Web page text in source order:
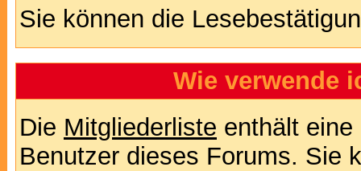
Sie können die
Wie verwende
Die Mitgliederliste enthält
Benutzer dieses Forums. Sie